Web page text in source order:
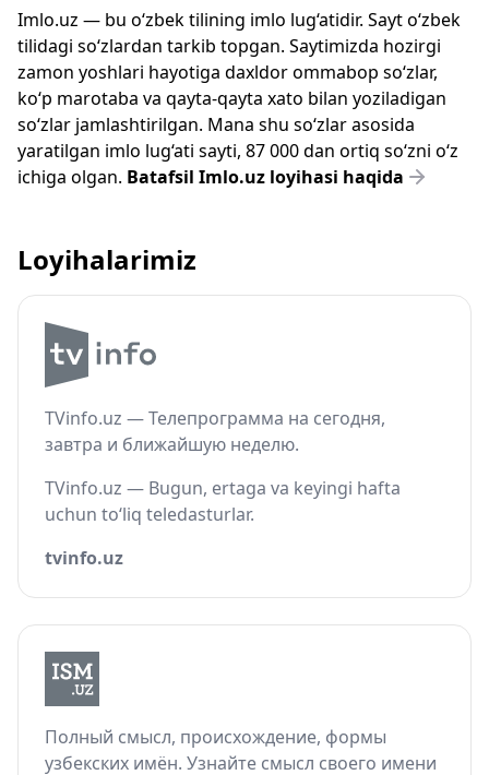
Imlo.uz — bu o‘zbek tilining imlo lug‘atidir. Sayt o‘zbek
tilidagi so‘zlardan tarkib topgan. Saytimizda hozirgi
zamon yoshlari hayotiga daxldor ommabop so‘zlar,
ko‘p marotaba va qayta-qayta xato bilan yoziladigan
so‘zlar jamlashtirilgan. Mana shu so‘zlar asosida
yaratilgan imlo lug‘ati sayti, 87 000 dan ortiq so‘zni o‘z
ichiga olgan. Batafsil Imlo.uz loyihasi haqida
Loyihalarimiz
TVinfo.uz — Телепрограмма на сегодня,
завтра и ближайшую неделю.
TVinfo.uz — Bugun, ertaga va keyingi hafta
uchun to‘liq teledasturlar.
tvinfo.uz
Полный смысл, происхождение, формы
узбекских имён. Узнайте смысл своего имени